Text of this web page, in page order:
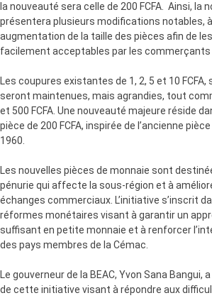
la nouveauté sera celle de 200 FCFA. Ainsi, la
présentera plusieurs modifications notables,
augmentation de la taille des pièces afin de
facilement acceptables par les commerçants
Les coupures existantes de 1, 2, 5 et 10 FCFA,
seront maintenues, mais agrandies, tout
et 500 FCFA. Une nouveauté majeure réside
pièce de 200 FCFA, inspirée de l’ancienne
1960.
Les nouvelles pièces de monnaie sont
pénurie qui affecte la sous-région et à
échanges commerciaux. L’initiative s’inscrit
réformes monétaires visant à garantir un
suffisant en petite monnaie et à renforcer
des pays membres de la Cémac.
Le gouverneur de la BEAC, Yvon Sana Bangui,
de cette initiative visant à répondre aux